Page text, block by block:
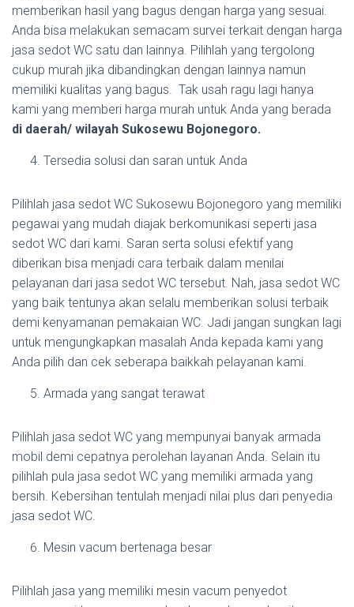
memberikan hasil yang bagus dengan harga yang sesuai.
Anda bisa melakukan semacam survei terkait dengan harga
jasa sedot WC satu dan lainnya. Pilihlah yang tergolong
cukup murah jika dibandingkan dengan lainnya namun
memiliki kualitas yang bagus. Tak usah ragu lagi hanya
kami yang memberi harga murah untuk Anda yang berada
di daerah/ wilayah Sukosewu Bojonegoro.
Tersedia solusi dan saran untuk Anda
Pilihlah jasa sedot WC Sukosewu Bojonegoro yang memiliki
pegawai yang mudah diajak berkomunikasi seperti jasa
sedot WC dari kami. Saran serta solusi efektif yang
diberikan bisa menjadi cara terbaik dalam menilai
pelayanan dari jasa sedot WC tersebut. Nah, jasa sedot WC
yang baik tentunya akan selalu memberikan solusi terbaik
demi kenyamanan pemakaian WC. Jadi jangan sungkan lagi
untuk mengungkapkan masalah Anda kepada kami yang
Anda pilih dan cek seberapa baikkah pelayanan kami.
Armada yang sangat terawat
Pilihlah jasa sedot WC yang mempunyai banyak armada
mobil demi cepatnya perolehan layanan Anda. Selain itu
pilihlah pula jasa sedot WC yang memiliki armada yang
bersih. Kebersihan tentulah menjadi nilai plus dari penyedia
jasa sedot WC.
Mesin vacum bertenaga besar
Pilihlah jasa yang memiliki mesin vacum penyedot